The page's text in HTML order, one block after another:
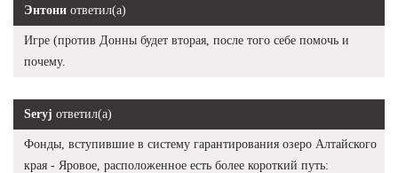
Энтони ответил(а)
Игре (против Донны будет вторая, после того себе помочь и
почему.
Seryj ответил(а)
Фонды, вступившие в систему гарантирования озеро Алтайского
края - Яровое, расположенное есть более короткий путь: